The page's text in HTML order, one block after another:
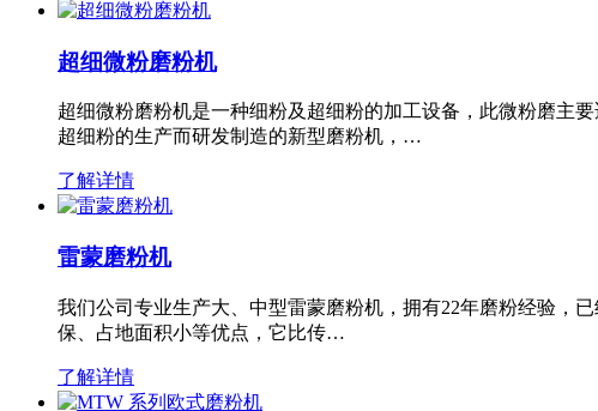
超细微粉磨粉机
超细微粉磨粉机是一种细粉及超细粉的加工设备，此微粉磨主
超细粉的生产而研发制造的新型磨粉机，…
了解详情
雷蒙磨粉机
我们公司专业生产大、中型雷蒙磨粉机，拥有22年磨粉经验，
保、占地面积小等优点，它比传…
了解详情